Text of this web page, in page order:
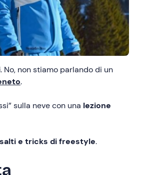
. No, non stiamo parlando di un
.
sulla neve con una lezione
salti e tricks di freestyle.